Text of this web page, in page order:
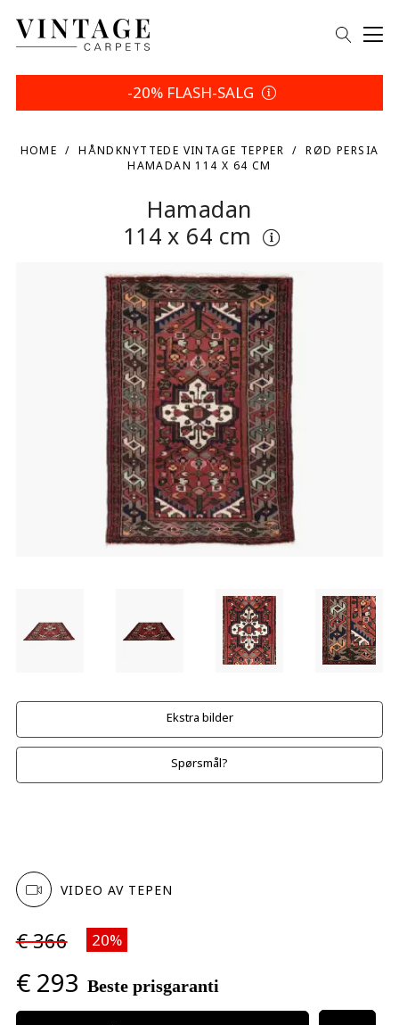
-20% FLASH-SALG
HOME HÅNDKNYTTEDE VINTAGE TEPPER
RØD PERSIA
HAMADAN 114 X 64 CM
Hamadan
114 x 64 cm
Ekstra bilder
Spørsmål?
VIDEO AV TEPEN
€ 366 20%
€ 293 Beste prisgaranti